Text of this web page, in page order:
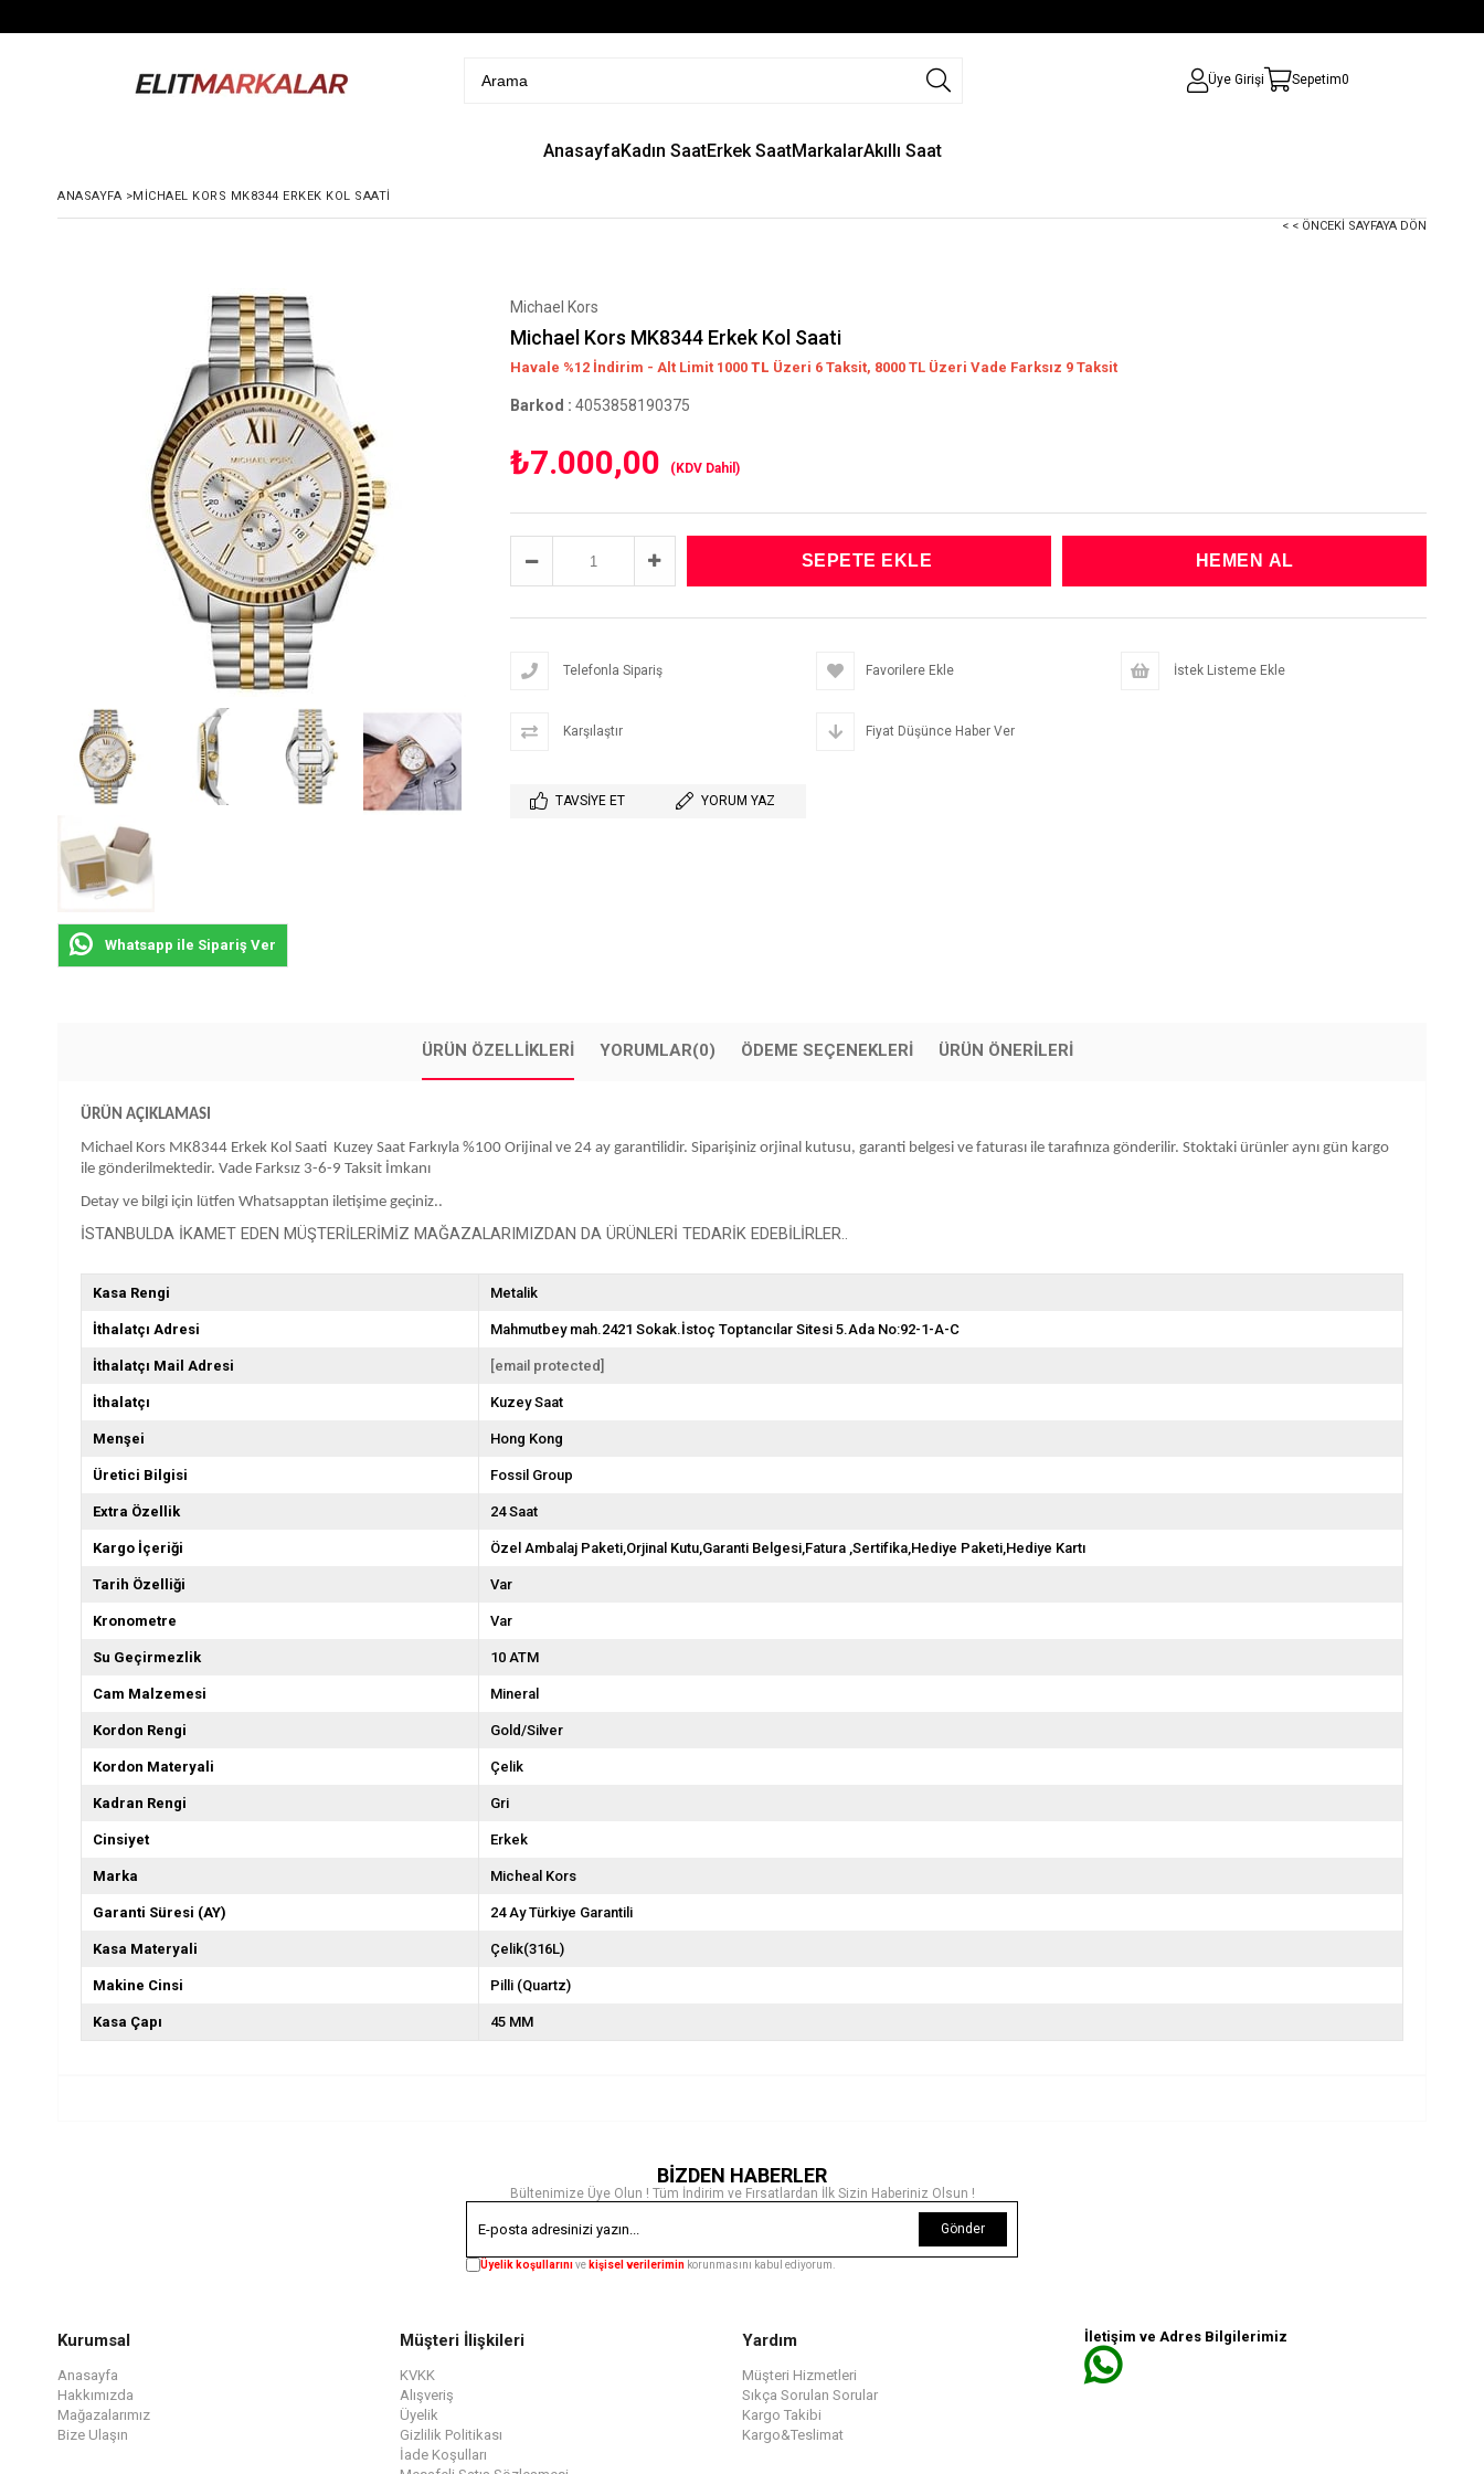
Üye Girişi Sepetim0
AnasayfaKadın SaatErkek SaatMarkalarAkıllı Saat
ANASAYFA >MICHAEL KORS MK8344 ERKEK KOL SAATI
< < ÖNCEKI SAYFAYA DÖN
Whatsapp ile Sipariş Ver
Michael Kors
Michael Kors MK8344 Erkek Kol Saati
Havale %12 İndirim - Alt Limit 1000 TL Üzeri 6 Taksit, 8000 TL Üzeri Vade Farksız 9 Taksit
Barkod : 4053858190375
₺7.000,00 (KDV Dahil)
Telefonla Sipariş Favorilere Ekle İstek Listeme Ekle
Karşılaştır Fiyat Düşünce Haber Ver
TAVSIYE ET YORUM YAZ
ÜRÜN ÖZELLIKLERI YORUMLAR(0) ÖDEME SEÇENEKLERI ÜRÜN ÖNERILERI
ÜRÜN AÇIKLAMASI
Michael Kors MK8344 Erkek Kol Saati Kuzey Saat Farkıyla %100 Orijinal ve 24 ay garantilidir. Siparişiniz orjinal kutusu, garanti belgesi ve faturası ile tarafınıza gönderilir. Stoktaki ürünler aynı gün kargo
ile gönderilmektedir. Vade Farksız 3-6-9 Taksit İmkanı
Detay ve bilgi için lütfen Whatsapptan iletişime geçiniz..
İSTANBULDA İKAMET EDEN MÜŞTERİLERİMİZ MAĞAZALARIMIZDAN DA ÜRÜNLERİ TEDARİK EDEBİLİRLER..
Kasa Rengi Metalik
İthalatçı Adresi Mahmutbey mah.2421 Sokak.İstoç Toptancılar Sitesi 5.Ada No:92-1-A-C
İthalatçı Mail Adresi [email protected]
İthalatçı Kuzey Saat
Menşei Hong Kong
Üretici Bilgisi Fossil Group
Extra Özellik 24 Saat
Kargo İçeriği Özel Ambalaj Paketi,Orjinal Kutu,Garanti Belgesi,Fatura ,Sertifika,Hediye Paketi,Hediye Kartı
Tarih Özelliği Var
Kronometre Var
Su Geçirmezlik 10 ATM
Cam Malzemesi Mineral
Kordon Rengi Gold/Silver
Kordon Materyali Çelik
Kadran Rengi Gri
Cinsiyet Erkek
Marka Micheal Kors
Garanti Süresi (AY) 24 Ay Türkiye Garantili
Kasa Materyali Çelik(316L)
Makine Cinsi Pilli (Quartz)
Kasa Çapı 45 MM
BİZDEN HABERLER
Bültenimize Üye Olun ! Tüm İndirim ve Fırsatlardan İlk Sizin Haberiniz Olsun !
Gönder
Üyelik koşullarınıve kişisel verilerimin korunmasını kabul ediyorum.
Kurumsal
Anasayfa
Hakkımızda
Mağazalarımız
Bize Ulaşın
Müşteri İlişkileri
KVKK
Alışveriş
Üyelik
Gizlilik Politikası
İade Koşulları
Yardım
Müşteri Hizmetleri
Sıkça Sorulan Sorular
Kargo Takibi
Kargo&Teslimat
İletişim ve Adres Bilgilerimiz